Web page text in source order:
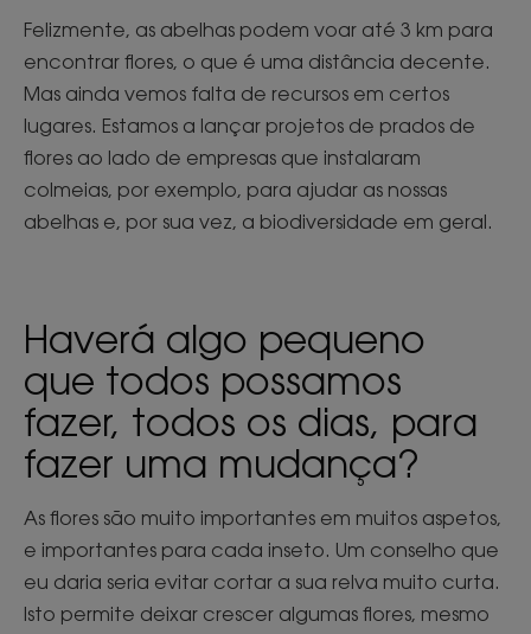
Felizmente, as abelhas podem voar até 3 km para
encontrar flores, o que é uma distância decente.
Mas ainda vemos falta de recursos em certos
lugares. Estamos a lançar projetos de prados de
flores ao lado de empresas que instalaram
colmeias, por exemplo, para ajudar as nossas
abelhas e, por sua vez, a biodiversidade em geral.
Haverá algo pequeno
que todos possamos
fazer, todos os dias, para
fazer uma mudança?
As flores são muito importantes em muitos aspetos,
e importantes para cada inseto. Um conselho que
eu daria seria evitar cortar a sua relva muito curta.
Isto permite deixar crescer algumas flores, mesmo